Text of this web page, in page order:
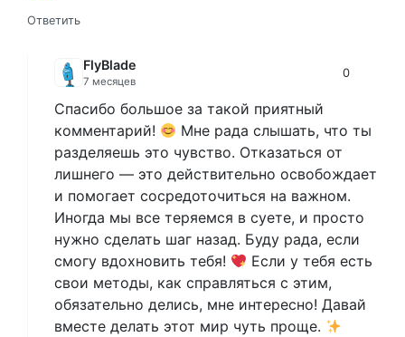
Ответить
FlyBlade
7 месяцев
0
Спасибо большое за такой приятный
комментарий!
Мне рада слышать, что ты
разделяешь это чувство. Отказаться от
лишнего — это действительно освобождает
и помогает сосредоточиться на важном.
Иногда мы все теряемся в суете, и просто
нужно сделать шаг назад. Буду рада, если
смогу вдохновить тебя!
Если у тебя есть
свои методы, как справляться с этим,
обязательно делись, мне интересно! Давай
вместе делать этот мир чуть проще.